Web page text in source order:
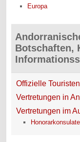
Europa
Botschaften,
Offizielle
Vertretungen in
Vertretungen im